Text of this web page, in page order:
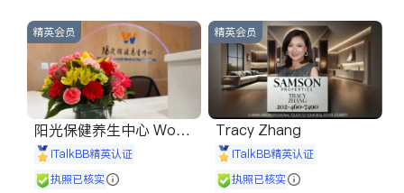
精英会员
阳光保健养生中心 World
shine
iTalkBB精英认证
执照已核实
精英会员
Tracy Zhang
iTalkBB精英认证
执照已核实